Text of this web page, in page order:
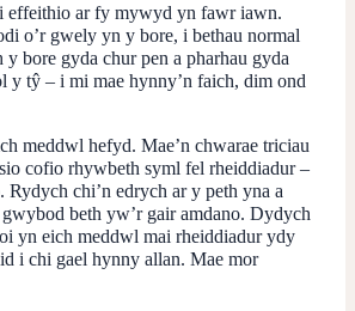
effeithio ar fy mywyd yn fawr iawn.
o’r gwely yn y bore, i bethau normal
bore gyda chur pen a pharhau gyda
y tŷ – i mi mae hynny’n faich, dim ond
meddwl hefyd. Mae’n chwarae triciau
cofio rhywbeth syml fel rheiddiadur –
chi’n edrych ar y peth yna a
beth yw’r gair amdano. Dydych
yn eich meddwl mai rheiddiadur ydy
i chi gael hynny allan. Mae mor